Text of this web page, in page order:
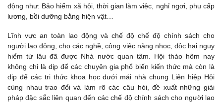
động như: Bảo hiểm xã hội, thời gian làm việc, nghỉ ngơi, phụ cấp
lương, bồi dưỡng bằng hiện vật…
Lĩnh vực an toàn lao động và chế độ chế độ chính sách cho
người lao động, cho các nghề, công việc nặng nhọc, độc hại nguy
hiểm từ lâu đã được Nhà nước quan tâm. Hội thảo hôm nay
không chỉ là dịp để các chuyên gia phổ biến kiến thức mà còn là
dịp để các tri thức khoa học dưới mái nhà chung Liên hiệp Hội
cùng nhau trao đổi và làm rõ các câu hỏi, đề xuất những giải
pháp đặc sắc liên quan đến các chế độ chính sách cho người lao